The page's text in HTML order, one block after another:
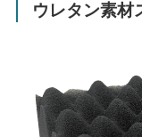
ウレタン素材